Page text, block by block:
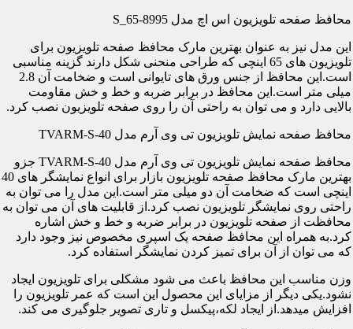
محافظ صفحه تلویزیون اس اچ مدل S_65-8995
این مدل نیز به عنوان بهترین مارک محافظ صفحه تلویزیون برای
تلویزیون های 65 اینچی که طراحی منحنی شکل دارند گزینه مناسبی
است.این محافظ از جنس ورق های تایوانی است و ضخامت آن 2.8
میلی متر است.این محافظ در برابر ضربه و خط و خش مقاومت
بالایی دارد و می توان به راحتی آن را روی صفحه تلویزیون نصب کرد.
محافظ صفحه نمایش تلویزیون تی وی آرم مدل TVARM-S-40
محافظ صفحه نمایش تلویزیون تی وی آرم مدل TVARM-S-40 جزو
بهترین مارک محافظ صفحه تلویزیون بازار برای انواع نمایشگر های 40
اینچی است که ضخامت آن دو میلی متر است.این مدل را می توان به
راحتی روی نمایشگر تلویزیون نصب کرد.از قابلیت های آن می توان به
محافظت از صفحه تلویزیون در برابر ضربه و خط و خش اشاره
کرد.به همراه این محافظ صفحه یک اسپری مخصوص نیز وجود دارد
که می توان از آن برای تمیز کردن نمایشگر استفاده کرد.
وزن مناسب این محافظ باعث می شود مشکلی برای تلویزیون ایجاد
نشود.یکی دیگر از مزایای این محصول این است که عمر تلویزیون را
افزایش میدهد.از ایجاد لکه،پیکسل و تاری تصویر جلوگیری می کند.